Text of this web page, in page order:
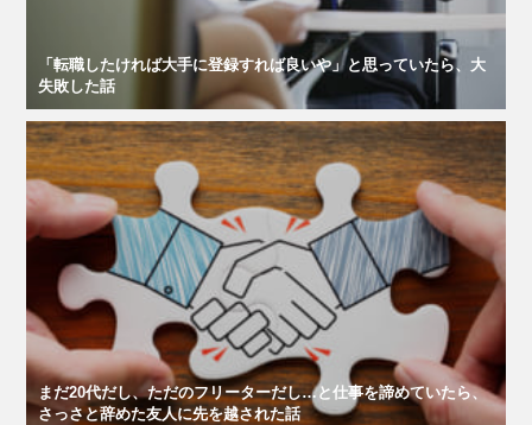
「転職したければ大手に登録すれば良いや」と思っていたら、大
失敗した話
まだ20代だし、ただのフリーターだし…と仕事を諦めていたら、
さっさと辞めた友人に先を越された話